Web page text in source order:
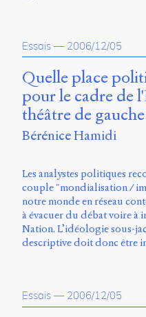
Essais — 2006/12/05
Quelle place
pour le cadre de
théâtre de
Bérénice Hamidi
Les analystes politiques
couple "mondialisation /
notre monde en réseau
à évacuer du débat voire à
Nation. L’idéologie sous-
descriptive doit donc être
Essais — 2006/12/05